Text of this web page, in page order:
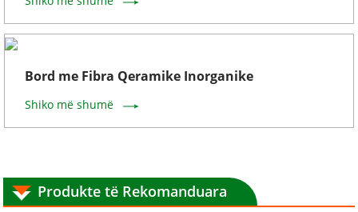
Bord me Fibra Qeramike Inorganike
Shiko më shumë
Produkte të Rekomanduara